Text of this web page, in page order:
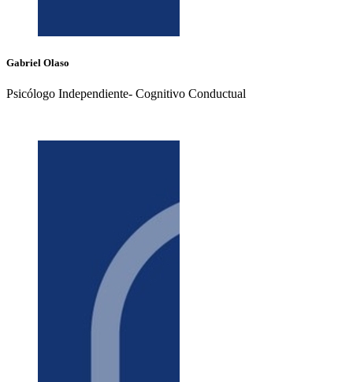
Gabriel Olaso
Psicólogo Independiente- Cognitivo Conductual